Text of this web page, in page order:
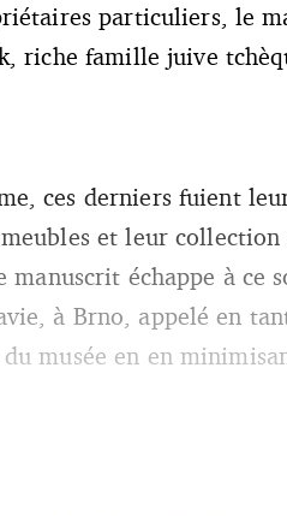
particuliers, le
riche famille juive
ces derniers fuient
et leur collection
échappe à ce
à Brno, appelé en
musée en en